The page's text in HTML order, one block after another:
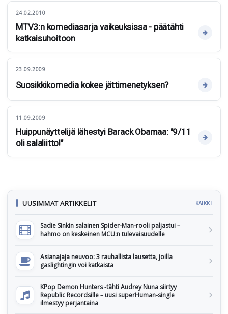
24.02.2010
MTV3:n komediasarja vaikeuksissa - päätähti
katkaisuhoitoon
23.09.2009
Suosikkikomedia kokee jättimenetyksen?
11.09.2009
Huippunäyttelijä lähestyi Barack Obamaa: "9/11
oli salaliitto!"
UUSIMMAT ARTIKKELIT KAIKKI
Sadie Sinkin salainen Spider-Man-rooli paljastui –
hahmo on keskeinen MCU:n tulevaisuudelle
Asianajaja neuvoo: 3 rauhallista lausetta, joilla
gaslightingin voi katkaista
KPop Demon Hunters -tähti Audrey Nuna siirtyy
Republic Recordsille – uusi superHuman-single
ilmestyy perjantaina